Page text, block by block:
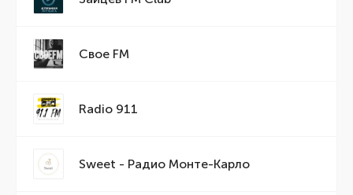
Свое FM
Radio 911
Sweet - Радио Монте-Карло